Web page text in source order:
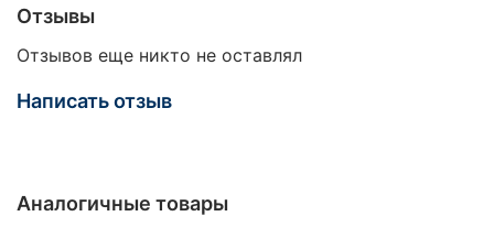
Отзывы
Отзывов еще никто не оставлял
Написать отзыв
Аналогичные товары